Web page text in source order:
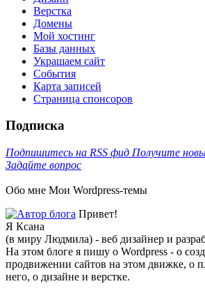
Верстка
Домены
Мой хостинг
Базы данных
Украшаем сайт
События
Карта записей
Cтраница спонсоров
Подписка
Подпишитесь на RSS фид Получите
Задайте вопрос
Обо мне Мои Wordpress-темы
Привет!
Я Ксана
(в миру Людмила) - веб дизайнер и
На этом блоге я пишу о Wordpress - о
продвижении сайтов на этом движке, о
него, о дизайне и верстке.